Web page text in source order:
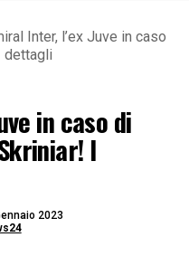
Inter, l’ex Juve in caso
dettagli
in caso di
I
2023